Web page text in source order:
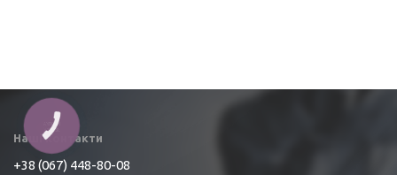
Наші контакти
+38 (067) 448-80-08
КНОПКА
ЗВ'ЯЗКУ